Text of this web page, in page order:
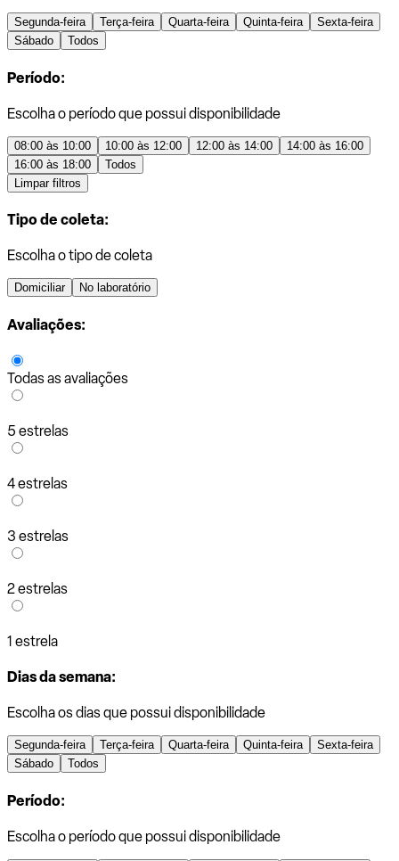
Segunda-feira Terça-feira Quarta-feira Quinta-feira
Sexta-feira
Sábado
Todos
Período:
Escolha o período que possui disponibilidade
08:00 às 10:00 10:00 às 12:00 12:00 às 14:00
14:00 às 16:00
16:00 às 18:00
Todos
Limpar filtros
Tipo de coleta:
Escolha o tipo de coleta
Domiciliar No laboratório
Avaliações:
Todas as avaliações
5 estrelas
4 estrelas
3 estrelas
2 estrelas
1 estrela
Dias da semana:
Escolha os dias que possui disponibilidade
Segunda-feira Terça-feira Quarta-feira Quinta-feira
Sexta-feira
Sábado
Todos
Período:
Escolha o período que possui disponibilidade